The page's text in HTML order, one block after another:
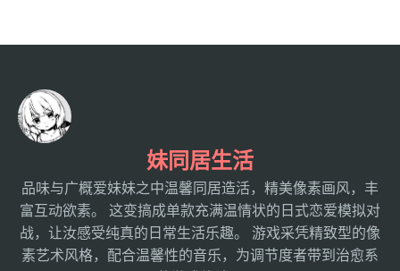
妹同居生活
品味与广概爱妹妹之中温馨同居造活，精美像素画风，丰
富互动欲素。 这变搞成单款充满温情状的日式恋爱模拟对
战，让汝感受纯真的日常生活乐趣。 游戏采凭精致型的像
素艺术风格，配合温馨性的音乐，为调节度者带到治愈系